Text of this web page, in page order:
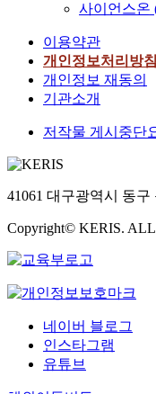
사이언스온
이용약관
개인정보처리방침
개인정보 재동의
기관소개
저작물 게시중단
41061 대구광역시 동구
Copyright© KERIS.
네이버 블로그
인스타그램
유튜브